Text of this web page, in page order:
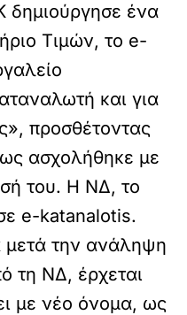
ένα
Τιμών, το e-
και για
προσθέτοντας
ασχολήθηκε με
του. Η ΝΔ, το
e-katanalotis.
μετά την ανάληψη
τη ΝΔ, έρχεται
με νέο όνομα, ως